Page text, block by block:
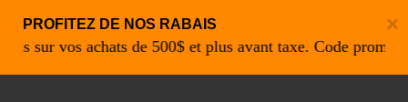
×
PROFITEZ DE NOS RABAIS
vos achats de 500$ et plus avant taxe. Code promo: